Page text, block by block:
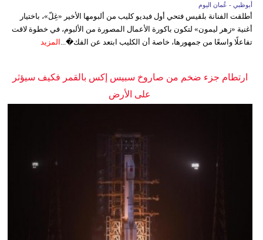
أبوظبي - عُمان اليوم
أطلقت الفنانة بلقيس فتحي أول فيديو كليب من ألبومها الأخير «غِلّ»، باختيار
أغنية «زهر ليمون» لتكون باكورة الأعمال المصورة من الألبوم، في خطوة لاقت
تفاعلًا واسعًا من جمهورها، خاصة أن الكليب ابتعد عن الفك�...
المزيد
ارتطام جزء ضخم من صاروخ سبيس إكس بالقمر فكيف سيؤثر
على الأرض